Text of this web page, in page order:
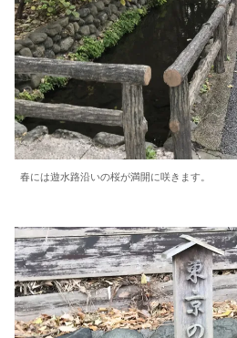
春には遊水路沿いの桜が満開に咲きます。